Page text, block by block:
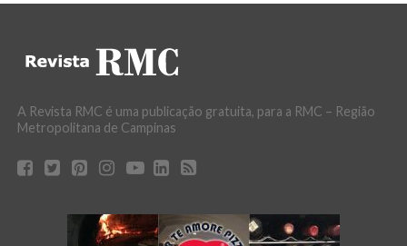
A Revista RMC é uma publicação gratuita, para a RMC – Região
Metropolitana de Campinas